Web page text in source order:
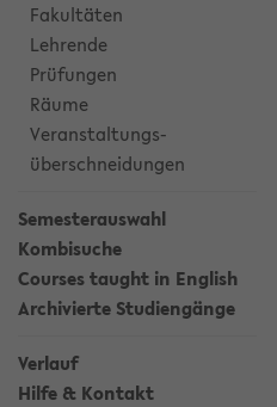
Fakultäten
Lehrende
Prüfungen
Räume
Veranstaltungs-
überschneidungen
Semesterauswahl
Kombisuche
Courses taught in English
Archivierte Studiengänge
Verlauf
Hilfe & Kontakt